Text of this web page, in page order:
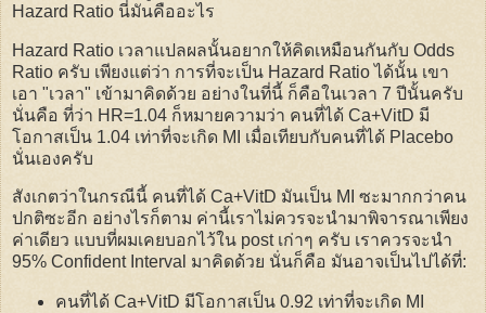
Hazard Ratio นี่มันคืออะไร
Hazard Ratio เวลาแปลผลนั้นอยากให้คิดเหมือนกันกับ Odds
Ratio ครับ เพียงแต่ว่า การที่จะเป็น Hazard Ratio ได้นั้น เขา
เอา "เวลา" เข้ามาคิดด้วย อย่างในที่นี้ ก็คือในเวลา 7 ปีนั้นครับ
นั่นคือ ที่ว่า HR=1.04 ก็หมายความว่า คนที่ได้ Ca+VitD มี
โอกาสเป็น 1.04 เท่าที่จะเกิด MI เมื่อเทียบกับคนที่ได้ Placebo
นั่นเองครับ
สังเกตว่าในกรณีนี้ คนที่ได้ Ca+VitD มันเป็น MI ซะมากกว่าคน
ปกติซะอีก อย่างไรก็ตาม ค่านี้เราไม่ควรจะนำมาพิจารณาเพียง
ค่าเดียว แบบที่ผมเคยบอกไว้ใน post เก่าๆ ครับ เราควรจะนำ
95% Confident Interval มาคิดด้วย นั่นก็คือ มันอาจเป็นไปได้ที่:
คนที่ได้ Ca+VitD มีโอกาสเป็น 0.92 เท่าที่จะเกิด MI